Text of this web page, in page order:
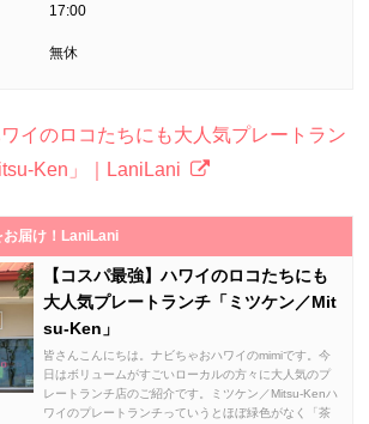
17:00
無休
ワイのロコたちにも大人気プレートラン
Ken」｜LaniLani
お届け！LaniLani
【コスパ最強】ハワイのロコたちにも
大人気プレートランチ「ミツケン／Mit
su-Ken」
皆さんこんにちは。ナビちゃおハワイのmimiです。今
日はボリュームがすごいローカルの方々に大人気のプ
レートランチ店のご紹介です。ミツケン／Mitsu-Kenハ
ワイのプレートランチっていうとほぼ緑色がなく「茶